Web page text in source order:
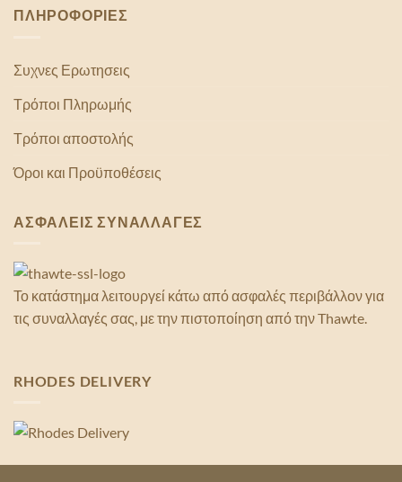
ΠΛΗΡΟΦΟΡΙΕΣ
Συχνες Ερωτησεις
Τρόποι Πληρωμής
Τρόποι αποστολής
Όροι και Προϋποθέσεις
ΑΣΦΑΛΕΙΣ ΣΥΝΑΛΛΑΓΕΣ
Το κατάστημα λειτουργεί κάτω από ασφαλές περιβάλλον για
τις συναλλαγές σας, με την πιστοποίηση από την Thawte.
RHODES DELIVERY